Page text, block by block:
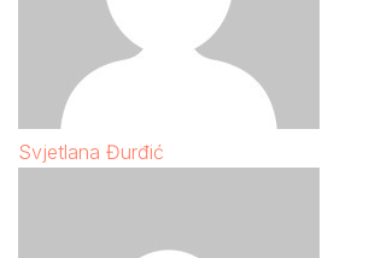
Svjetlana Đurđić